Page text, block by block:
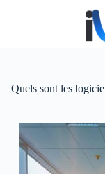
Quels sont les